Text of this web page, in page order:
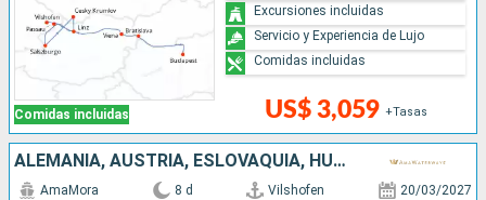
Comidas incluidas US$ 3,059 +Tasas
Excursiones incluidas
Servicio y Experiencia de Lujo
Comidas incluidas
ALEMANIA, AUSTRIA, ESLOVAQUIA, HUNGRÍA
AmaMora 8 d Vilshofen 20/03/2027